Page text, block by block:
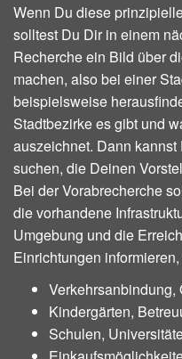
Wenn Du diese
solltest Du Dir in einem
Recherche ein Bild über
machen, also bei einer
beispielsweise
Stadtbezirke es gibt und
auszeichnet. Dann
suchen, die Deinen
Bei der Vorabrecherche
die vorhandene
Umgebung und die
Einrichtungen
Verkehrsanbindung,
Kindergärten,
Schulen,